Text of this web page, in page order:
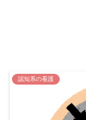
認知系の看護